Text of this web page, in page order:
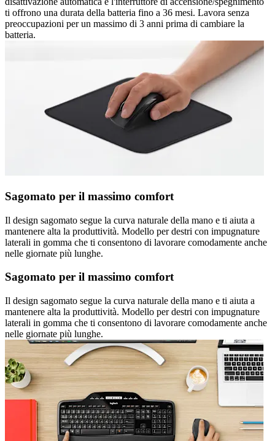
ti offrono una durata della batteria fino a 36 mesi. Lavora senza
preoccupazioni per un massimo di 3 anni prima di cambiare la
batteria.
Sagomato per il massimo comfort
Il design sagomato segue la curva naturale della mano e ti aiuta a
mantenere alta la produttività. Modello per destri con impugnature
laterali in gomma che ti consentono di lavorare comodamente anche
nelle giornate più lunghe.
Sagomato per il massimo comfort
Il design sagomato segue la curva naturale della mano e ti aiuta a
mantenere alta la produttività. Modello per destri con impugnature
laterali in gomma che ti consentono di lavorare comodamente anche
nelle giornate più lunghe.